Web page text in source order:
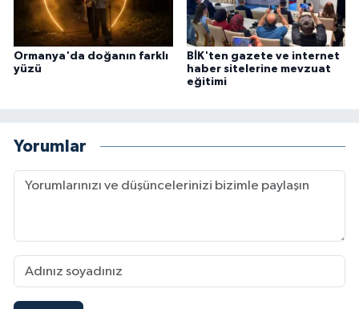
Ormanya'da doğanın farklı
yüzü
BİK'ten gazete ve internet
haber sitelerine mevzuat
eğitimi
Yorumlar